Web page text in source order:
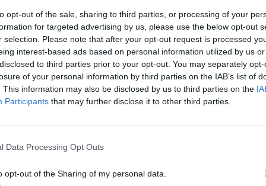
opt-out of the sale, sharing to third parties, or processing of your
for targeted advertising by us, please use the below opt-out
selection. Please note that after your opt-out request is processed
interest-based ads based on personal information utilized by us
to third parties prior to your opt-out. You may separately
of your personal information by third parties on the IAB’s list of
This information may also be disclosed by us to third parties on the
Participants that may further disclose it to other third parties.
Data Processing Opt Outs
opt-out of the Sharing of my personal data.
ezelőtt sem lehetett
érintett mederszakaszt
és hódok jelenlétéről
miatt.